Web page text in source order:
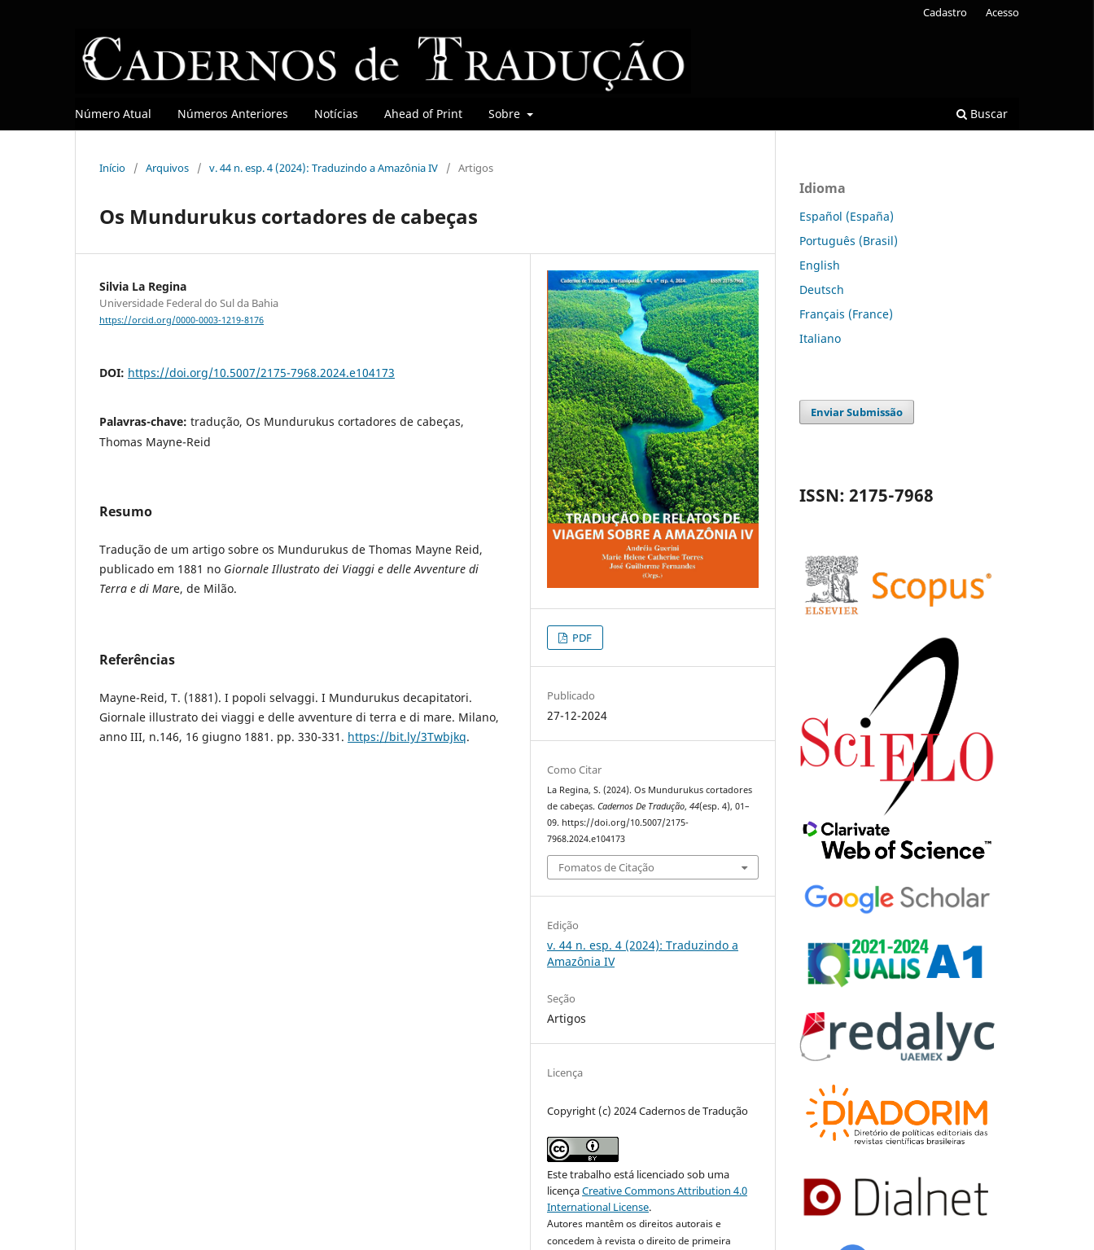
Número Atual Números Anteriores Notícias Ahead of Print Sobre Buscar
Cadastro Acesso
Início / Arquivos / v. 44 n. esp. 4 (2024): Traduzindo a Amazônia IV / Artigos
Os Mundurukus cortadores de cabeças
Silvia La Regina
Universidade Federal do Sul da Bahia
https://orcid.org/0000-0003-1219-8176
DOI: https://doi.org/10.5007/2175-7968.2024.e104173
Palavras-chave: tradução, Os Mundurukus cortadores de cabeças,
Thomas Mayne-Reid
Resumo
Tradução de um artigo sobre os Mundurukus de Thomas Mayne Reid,
publicado em 1881 no Giornale Illustrato dei Viaggi e delle Avventure di
Terra e di Mare, de Milão.
Referências
Mayne-Reid, T. (1881). I popoli selvaggi. I Mundurukus decapitatori.
Giornale illustrato dei viaggi e delle avventure di terra e di mare. Milano,
anno III, n.146, 16 giugno 1881. pp. 330-331. https://bit.ly/3Twbjkq.
PDF
Publicado
27-12-2024
Como Citar
La Regina, S. (2024). Os Mundurukus cortadores
de cabeças.Cadernos De Tradução,44(esp. 4), 01–
09. https://doi.org/10.5007/2175-
7968.2024.e104173
Fomatos de Citação
Edição
v. 44 n. esp. 4 (2024): Traduzindo a
Amazônia IV
Seção
Artigos
Licença
Copyright (c) 2024 Cadernos de Tradução
Este trabalho está licenciado sob uma
licençaCreative Commons Attribution 4.0
International License.
Autores mantêm os direitos autorais e
concedem à revista o direito de primeira
Idioma
Español (España)
Português (Brasil)
English
Deutsch
Français (France)
Italiano
Enviar Submissão
ISSN: 2175-7968